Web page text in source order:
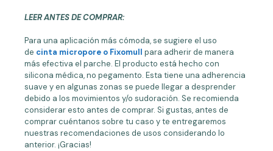
LEER ANTES DE COMPRAR:
Para una aplicación más cómoda, se sugiere el uso
de cinta micropore o Fixomull para adherir de manera
más efectiva el parche. El producto está hecho con
silicona médica, no pegamento. Esta tiene una adherencia
suave y en algunas zonas se puede llegar a desprender
debido a los movimientos y/o sudoración. Se recomienda
considerar esto antes de comprar. Si gustas, antes de
comprar cuéntanos sobre tu caso y te entregaremos
nuestras recomendaciones de usos considerando lo
anterior. ¡Gracias!